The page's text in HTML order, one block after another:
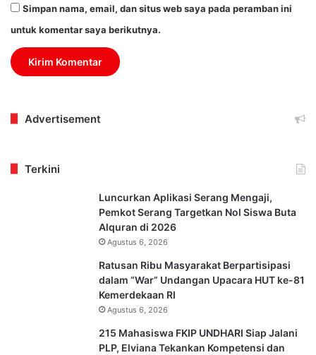
Simpan nama, email, dan situs web saya pada peramban ini
untuk komentar saya berikutnya.
Advertisement
Terkini
Luncurkan Aplikasi Serang Mengaji,
Pemkot Serang Targetkan Nol Siswa Buta
Alquran di 2026
Agustus 6, 2026
Ratusan Ribu Masyarakat Berpartisipasi
dalam “War” Undangan Upacara HUT ke-81
Kemerdekaan RI
Agustus 6, 2026
215 Mahasiswa FKIP UNDHARI Siap Jalani
PLP, Elviana Tekankan Kompetensi dan